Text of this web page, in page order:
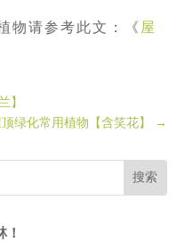
物请参考此文：《 屋
】
绿化常用植物【含笑花】
→